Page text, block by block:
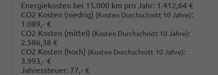
Energiekosten bei 15.000 km pro Jahr: 1.412,64 €
CO2 Kosten (niedrig) (Kosten Durchschnitt 10 Jahre):
1.089,- €
CO2 Kosten (mittel) (Kosten Durchschnitt 10 Jahre):
2.586,38 €
CO2 Kosten (hoch) (Kosten Durchschnitt 10 Jahre):
3.993,- €
Jahressteuer: 77,- €